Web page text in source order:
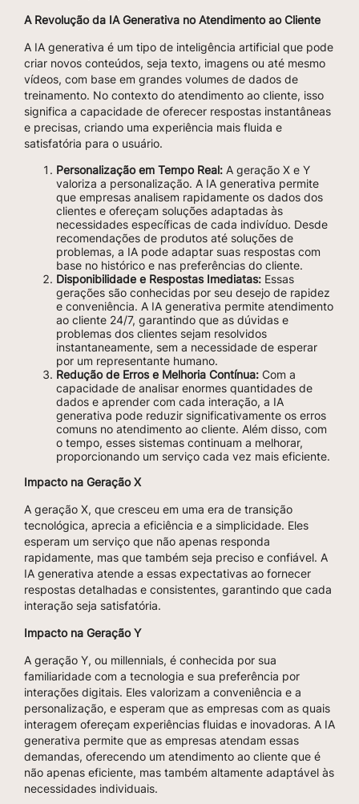
A Revolução da IA Generativa no Atendimento ao Cliente
A IA generativa é um tipo de inteligência artificial que pode
criar novos conteúdos, seja texto, imagens ou até mesmo
vídeos, com base em grandes volumes de dados de
treinamento. No contexto do atendimento ao cliente, isso
significa a capacidade de oferecer respostas instantâneas
e precisas, criando uma experiência mais fluida e
satisfatória para o usuário.
Personalização em Tempo Real: A geração X e Y
valoriza a personalização. A IA generativa permite
que empresas analisem rapidamente os dados dos
clientes e ofereçam soluções adaptadas às
necessidades específicas de cada indivíduo. Desde
recomendações de produtos até soluções de
problemas, a IA pode adaptar suas respostas com
base no histórico e nas preferências do cliente.
Disponibilidade e Respostas Imediatas: Essas
gerações são conhecidas por seu desejo de rapidez
e conveniência. A IA generativa permite atendimento
ao cliente 24/7, garantindo que as dúvidas e
problemas dos clientes sejam resolvidos
instantaneamente, sem a necessidade de esperar
por um representante humano.
Redução de Erros e Melhoria Contínua: Com a
capacidade de analisar enormes quantidades de
dados e aprender com cada interação, a IA
generativa pode reduzir significativamente os erros
comuns no atendimento ao cliente. Além disso, com
o tempo, esses sistemas continuam a melhorar,
proporcionando um serviço cada vez mais eficiente.
Impacto na Geração X
A geração X, que cresceu em uma era de transição
tecnológica, aprecia a eficiência e a simplicidade. Eles
esperam um serviço que não apenas responda
rapidamente, mas que também seja preciso e confiável. A
IA generativa atende a essas expectativas ao fornecer
respostas detalhadas e consistentes, garantindo que cada
interação seja satisfatória.
Impacto na Geração Y
A geração Y, ou millennials, é conhecida por sua
familiaridade com a tecnologia e sua preferência por
interações digitais. Eles valorizam a conveniência e a
personalização, e esperam que as empresas com as quais
interagem ofereçam experiências fluidas e inovadoras. A IA
generativa permite que as empresas atendam essas
demandas, oferecendo um atendimento ao cliente que é
não apenas eficiente, mas também altamente adaptável às
necessidades individuais.